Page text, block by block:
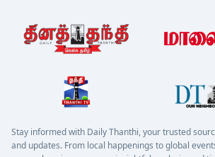
Stay informed with Daily Thanthi, your trusted
and updates. From local happenings to global